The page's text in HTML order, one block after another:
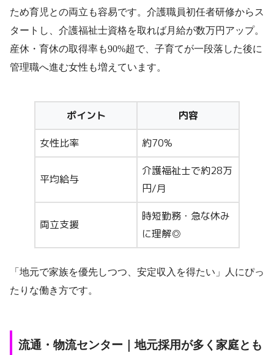
ため育児との両立も容易です。介護職員初任者研修からス
タートし、介護福祉士資格を取れば月給が数万円アップ。
産休・育休の取得率も90%超で、子育てが一段落した後に
管理職へ進む女性も増えています。
ポイント 内容
女性比率 約70%
平均給与
介護福祉士で約28万
円/月
両立支援
時短勤務・急な休み
に理解◎
「地元で家族を優先しつつ、安定収入を得たい」人にぴっ
たりな働き方です。
流通・物流センター｜地元採用が多く家庭とも